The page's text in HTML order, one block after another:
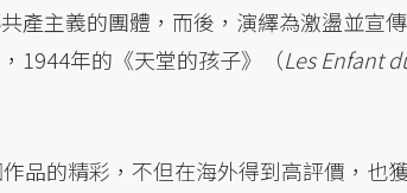
產主義的團體，而後，演繹為激盪並宣傳
1944年的《天堂的孩子》（Les Enfant
品的精彩，不但在海外得到高評價，也